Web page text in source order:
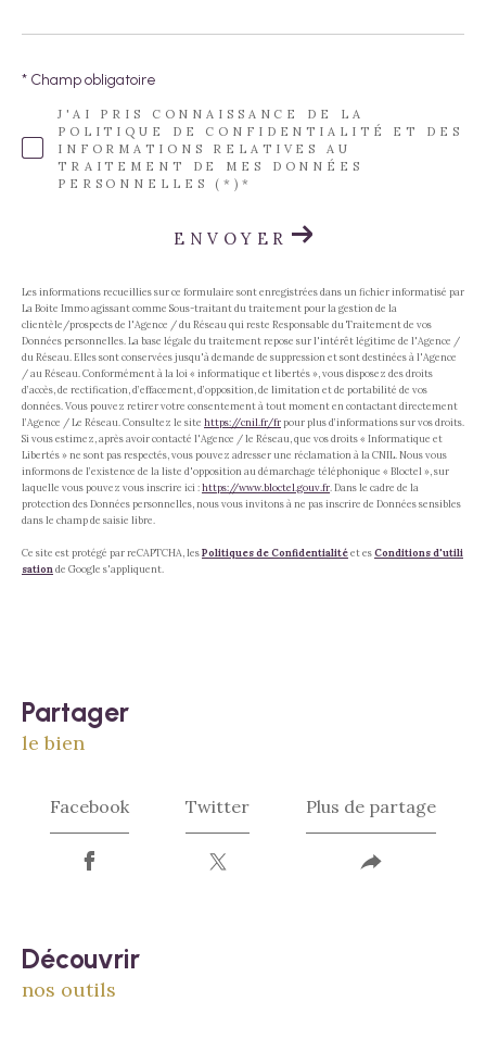
J'AI PRIS CONNAISSANCE DE LA
POLITIQUE DE CONFIDENTIALITÉ ET DES
INFORMATIONS RELATIVES AU
TRAITEMENT DE MES DONNÉES
PERSONNELLES (*)*
* Champ obligatoire
ENVOYER
Les informations recueillies sur ce formulaire sont enregistrées dans un fichier informatisé par
La Boite Immo agissant comme Sous-traitant du traitement pour la gestion de la
clientèle/prospects de l'Agence / du Réseau qui reste Responsable du Traitement de vos
Données personnelles. La base légale du traitement repose sur l'intérêt légitime de l'Agence /
du Réseau. Elles sont conservées jusqu'à demande de suppression et sont destinées à l'Agence
/ au Réseau. Conformément à la loi « informatique et libertés », vous disposez des droits
d’accès, de rectification, d’effacement, d’opposition, de limitation et de portabilité de vos
données. Vous pouvez retirer votre consentement à tout moment en contactant directement
l’Agence / Le Réseau. Consultez le site https://cnil.fr/frpour plus d’informations sur vos droits.
Si vous estimez, après avoir contacté l'Agence / le Réseau, que vos droits « Informatique et
Libertés » ne sont pas respectés, vous pouvez adresser une réclamation à la CNIL. Nous vous
informons de l’existence de la liste d'opposition au démarchage téléphonique « Bloctel », sur
laquelle vous pouvez vous inscrire ici :https://www.bloctel.gouv.fr . Dans le cadre de la
protection des Données personnelles, nous vous invitons à ne pas inscrire de Données sensibles
dans le champ de saisie libre.
Ce site est protégé par reCAPTCHA, lesPolitiques de Confidentialitéet esConditions d'utili
sation de Google s'appliquent.
partager
le bien
Facebook Twitter Plus de partage
découvrir
nos outils